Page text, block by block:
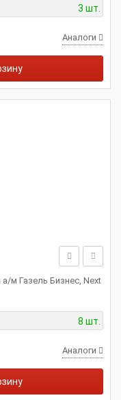
3 шт.
Аналоги
м Газель Бизнес, Next
8 шт.
Аналоги